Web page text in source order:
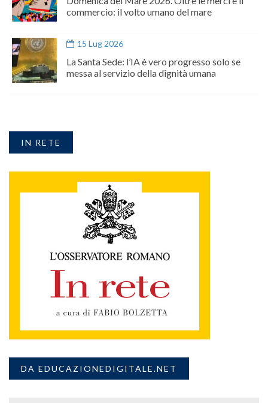
commercio: il volto umano del mare
15 Lug 2026
La Santa Sede: l’IA è vero progresso solo se
messa al servizio della dignità umana
IN RETE
DA EDUCAZIONEDIGITALE.NET